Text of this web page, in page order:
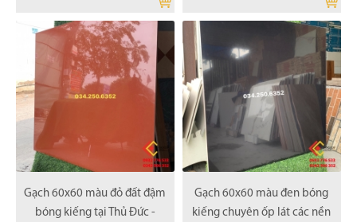
Gạch 60x60 màu đỏ đất đậm
bóng kiếng tại Thủ Đức -
Gạch 60x60 màu đen bóng
kiếng chuyên ốp lát các nền